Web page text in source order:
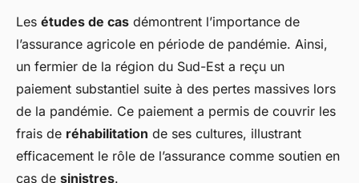
Les études de cas démontrent l’importance de
l’assurance agricole en période de pandémie. Ainsi,
un fermier de la région du Sud-Est a reçu un
paiement substantiel suite à des pertes massives lors
de la pandémie. Ce paiement a permis de couvrir les
frais de réhabilitation de ses cultures, illustrant
efficacement le rôle de l’assurance comme soutien en
cas de sinistres.